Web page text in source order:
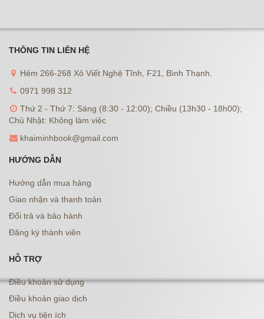
THÔNG TIN LIÊN HỆ
Hẻm 266-268 Xô Viết Nghệ Tĩnh, F21, Bình Thạnh.
0971 998 312
Thứ 2 - Thứ 7: Sáng (8:30 - 12:00); Chiều (13h30 - 18h00);
Chủ Nhật: Không làm việc
khaiminhbook@gmail.com
HƯỚNG DẪN
Hướng dẫn mua hàng
Giao nhận và thanh toán
Đổi trả và bảo hành
Đăng ký thành viên
HỖ TRỢ
Điều khoản sử dụng
Điều khoản giao dịch
Dịch vụ tiện ích